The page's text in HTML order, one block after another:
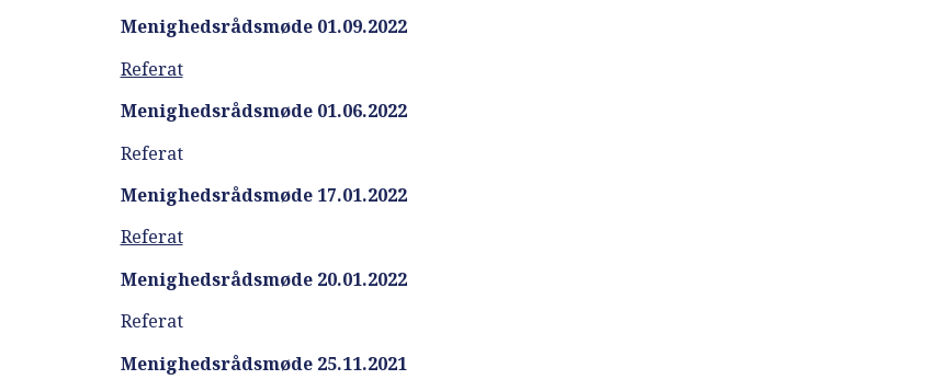
Menighedsrådsmøde 01.09.2022
Referat
Menighedsrådsmøde 01.06.2022
Referat
Menighedsrådsmøde 17.01.2022
Referat
Menighedsrådsmøde 20.01.2022
Referat
Menighedsrådsmøde 25.11.2021